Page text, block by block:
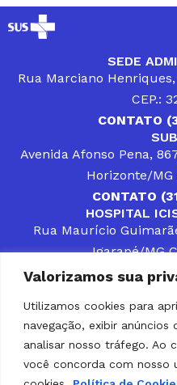
Valorizamos sua
Utilizamos cookies para
navegação, exibir
analisar nosso tráfego. Ao
você concorda com nosso
SEDE
Rua Marciano
CEP.:
CONTATO
Avenida Afonso Pena,
Horizonte/MG
CONTATO
HOSPITAL
Rua Maurício
Igarapé/MG
CONTATOS (31) 3512-
DESENVOLVER
PÚBLICOS QUE
POPULAÇÃO DA
PARCEIRO DOS
SOLUÇÃO DE
GESTORES